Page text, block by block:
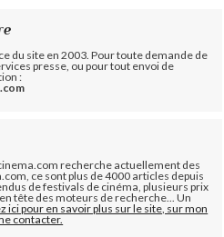
du site en 2003. Pour toute demande de
presse, ou pour tout envoi de
:
recherche actuellement des
ce sont plus de 4000 articles depuis
de festivals de cinéma, plusieurs prix
tête des moteurs de recherche... Un
ici pour en savoir plus sur le site, sur mon
contacter.